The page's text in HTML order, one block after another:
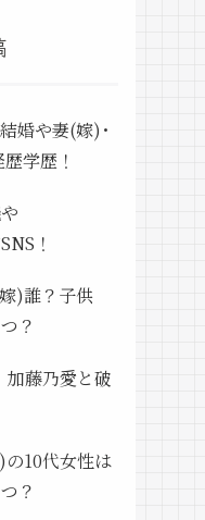
婚や妻(嫁)･
学歴！
！
)誰？子供
？
加藤乃愛と破
10代女性は
？